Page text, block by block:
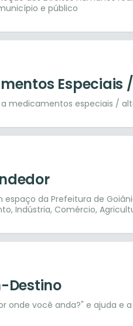
e público
Especiais
medicamentos especiais /
da Prefeitura de
Indústria, Comércio,
Destino
onde você anda?" e ajuda e